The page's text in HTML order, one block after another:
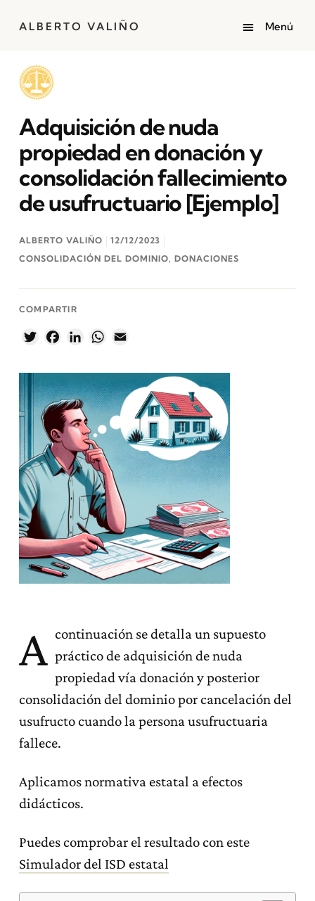
ALBERTO VALIÑO
Adquisición de nuda
propiedad en donación y
consolidación fallecimiento
de usufructuario [Ejemplo]
ALBERTO VALIÑO
12/12/2023
CONSOLIDACIÓN DEL DOMINIO, DONACIONES
COMPARTIR
TwitterFacebookLinkedInWhatsApp
A continuación se detalla un supuesto
práctico de adquisición de nuda
propiedad vía donación y posterior
consolidación del dominio por cancelación del
usufructo cuando la persona usufructuaria
fallece.
Aplicamos normativa estatal a efectos
didácticos.
Puedes comprobar el resultado con este
Simulador del ISD estatal